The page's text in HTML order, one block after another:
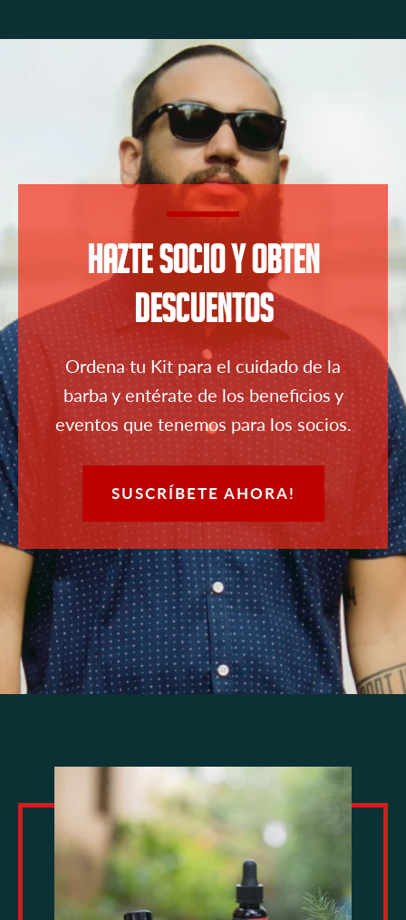
Hazte Socio y Obten
Descuentos
Ordena tu Kit para el cuidado de la
barba y entérate de los beneficios y
eventos que tenemos para los socios.
SUSCRÍBETE AHORA!